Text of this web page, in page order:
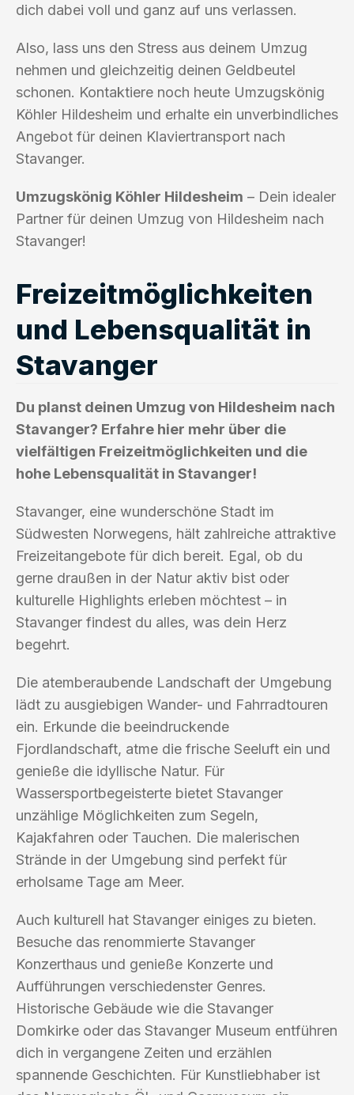
dich dabei voll und ganz auf uns verlassen.
Also, lass uns den Stress aus deinem Umzug
nehmen und gleichzeitig deinen Geldbeutel
schonen. Kontaktiere noch heute Umzugskönig
Köhler Hildesheim und erhalte ein unverbindliches
Angebot für deinen Klaviertransport nach
Stavanger.
Umzugskönig Köhler Hildesheim – Dein idealer
Partner für deinen Umzug von Hildesheim nach
Stavanger!
Freizeitmöglichkeiten
und Lebensqualität in
Stavanger
Du planst deinen Umzug von Hildesheim nach
Stavanger? Erfahre hier mehr über die
vielfältigen Freizeitmöglichkeiten und die
hohe Lebensqualität in Stavanger!
Stavanger, eine wunderschöne Stadt im
Südwesten Norwegens, hält zahlreiche attraktive
Freizeitangebote für dich bereit. Egal, ob du
gerne draußen in der Natur aktiv bist oder
kulturelle Highlights erleben möchtest – in
Stavanger findest du alles, was dein Herz
begehrt.
Die atemberaubende Landschaft der Umgebung
lädt zu ausgiebigen Wander- und Fahrradtouren
ein. Erkunde die beeindruckende
Fjordlandschaft, atme die frische Seeluft ein und
genieße die idyllische Natur. Für
Wassersportbegeisterte bietet Stavanger
unzählige Möglichkeiten zum Segeln,
Kajakfahren oder Tauchen. Die malerischen
Strände in der Umgebung sind perfekt für
erholsame Tage am Meer.
Auch kulturell hat Stavanger einiges zu bieten.
Besuche das renommierte Stavanger
Konzerthaus und genieße Konzerte und
Aufführungen verschiedenster Genres.
Historische Gebäude wie die Stavanger
Domkirke oder das Stavanger Museum entführen
dich in vergangene Zeiten und erzählen
spannende Geschichten. Für Kunstliebhaber ist